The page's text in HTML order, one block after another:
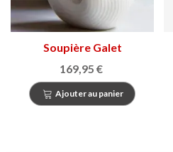
Soupière Galet
169,95 €
Ajouter au panier